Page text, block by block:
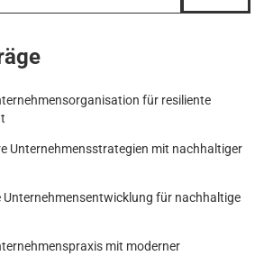
für resiliente
Unternehmensstrategien mit nachhaltiger
für nachhaltige
mit moderner